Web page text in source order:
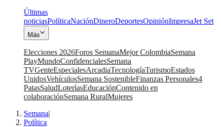
Últimas
noticiasPolíticaNaciónDineroDeportesOpiniónImpresaJet Set
Más
Elecciones 2026Foros SemanaMejor ColombiaSemana
PlayMundoConfidencialesSemana
TVGenteEspecialesArcadiaTecnologíaTurismoEstados
UnidosVehículosSemana SostenibleFinanzas Personales4
PatasSaludLoteríasEducaciónContenido en
colaboraciónSemana RuralMujeres
Semana|
Política